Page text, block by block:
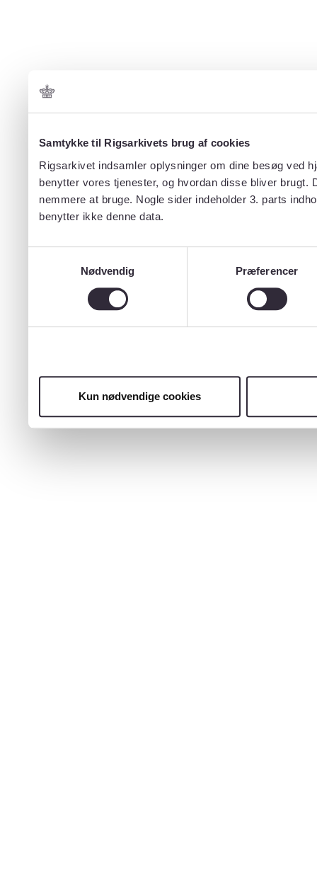
Samtykke til Rigsarkivets brug af cookies
Rigsarkivet indsamler oplysninger om dine besøg ved
benytter vores tjenester, og hvordan disse bliver
nemmere at bruge. Nogle sider indeholder 3. parts
benytter ikke denne data.
Nødvendig
Præferencer
Kun nødvendige cookies